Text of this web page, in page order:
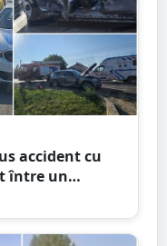
accident cu
între un